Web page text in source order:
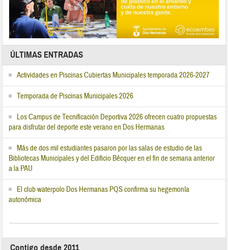
ÚLTIMAS ENTRADAS
Actividades en Piscinas Cubiertas Municipales temporada 2026-2027
Temporada de Piscinas Municipales 2026
Los Campus de Tecnificación Deportiva 2026 ofrecen cuatro propuestas
para disfrutar del deporte este verano en Dos Hermanas
Más de dos mil estudiantes pasaron por las salas de estudio de las
Bibliotecas Municipales y del Edificio Bécquer en el fin de semana anterior
a la PAU
El club waterpolo Dos Hermanas PQS confirma su hegemonía
autonómica
Contigo desde 2011